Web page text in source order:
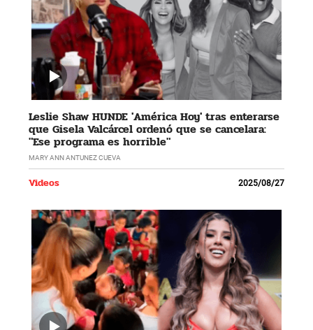
Leslie Shaw HUNDE 'América Hoy' tras enterarse
que Gisela Valcárcel ordenó que se cancelara:
"Ese programa es horrible"
MARY ANN ANTUNEZ CUEVA
Videos 2025/08/27